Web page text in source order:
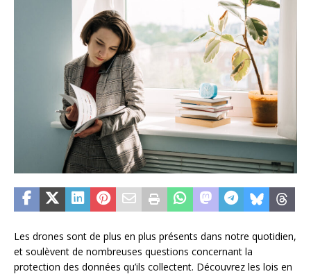
Les drones sont de plus en plus présents dans notre quotidien,
et soulèvent de nombreuses questions concernant la
protection des données qu’ils collectent. Découvrez les lois en